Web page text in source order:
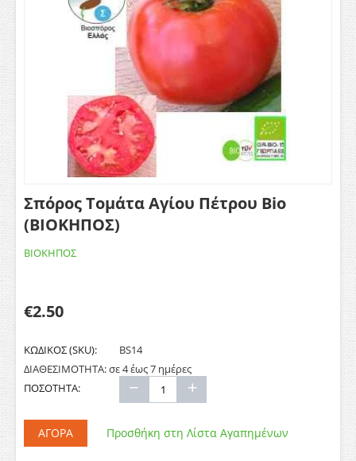
Σπόρος Τομάτα Αγίου Πέτρου Bio
(ΒΙΟΚΗΠΟΣ)
ΒΙΟΚΗΠΟΣ
€2.50
ΚΩΔΙΚΟΣ (SKU):
BS14
ΔΙΑΘΕΣΙΜΟΤΗΤΑ:σε 4 έως 7 ημέρες
ΠΟΣΟΤΗΤΑ:
+
−
ΑΓΟΡΆ Προσθήκη στη Λίστα Αγαπημένων